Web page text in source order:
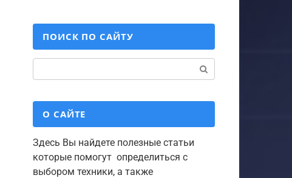
ПОИСК ПО САЙТУ
О САЙТЕ
Здесь Вы найдете полезные статьи
которые помогут определиться с
выбором техники, а также